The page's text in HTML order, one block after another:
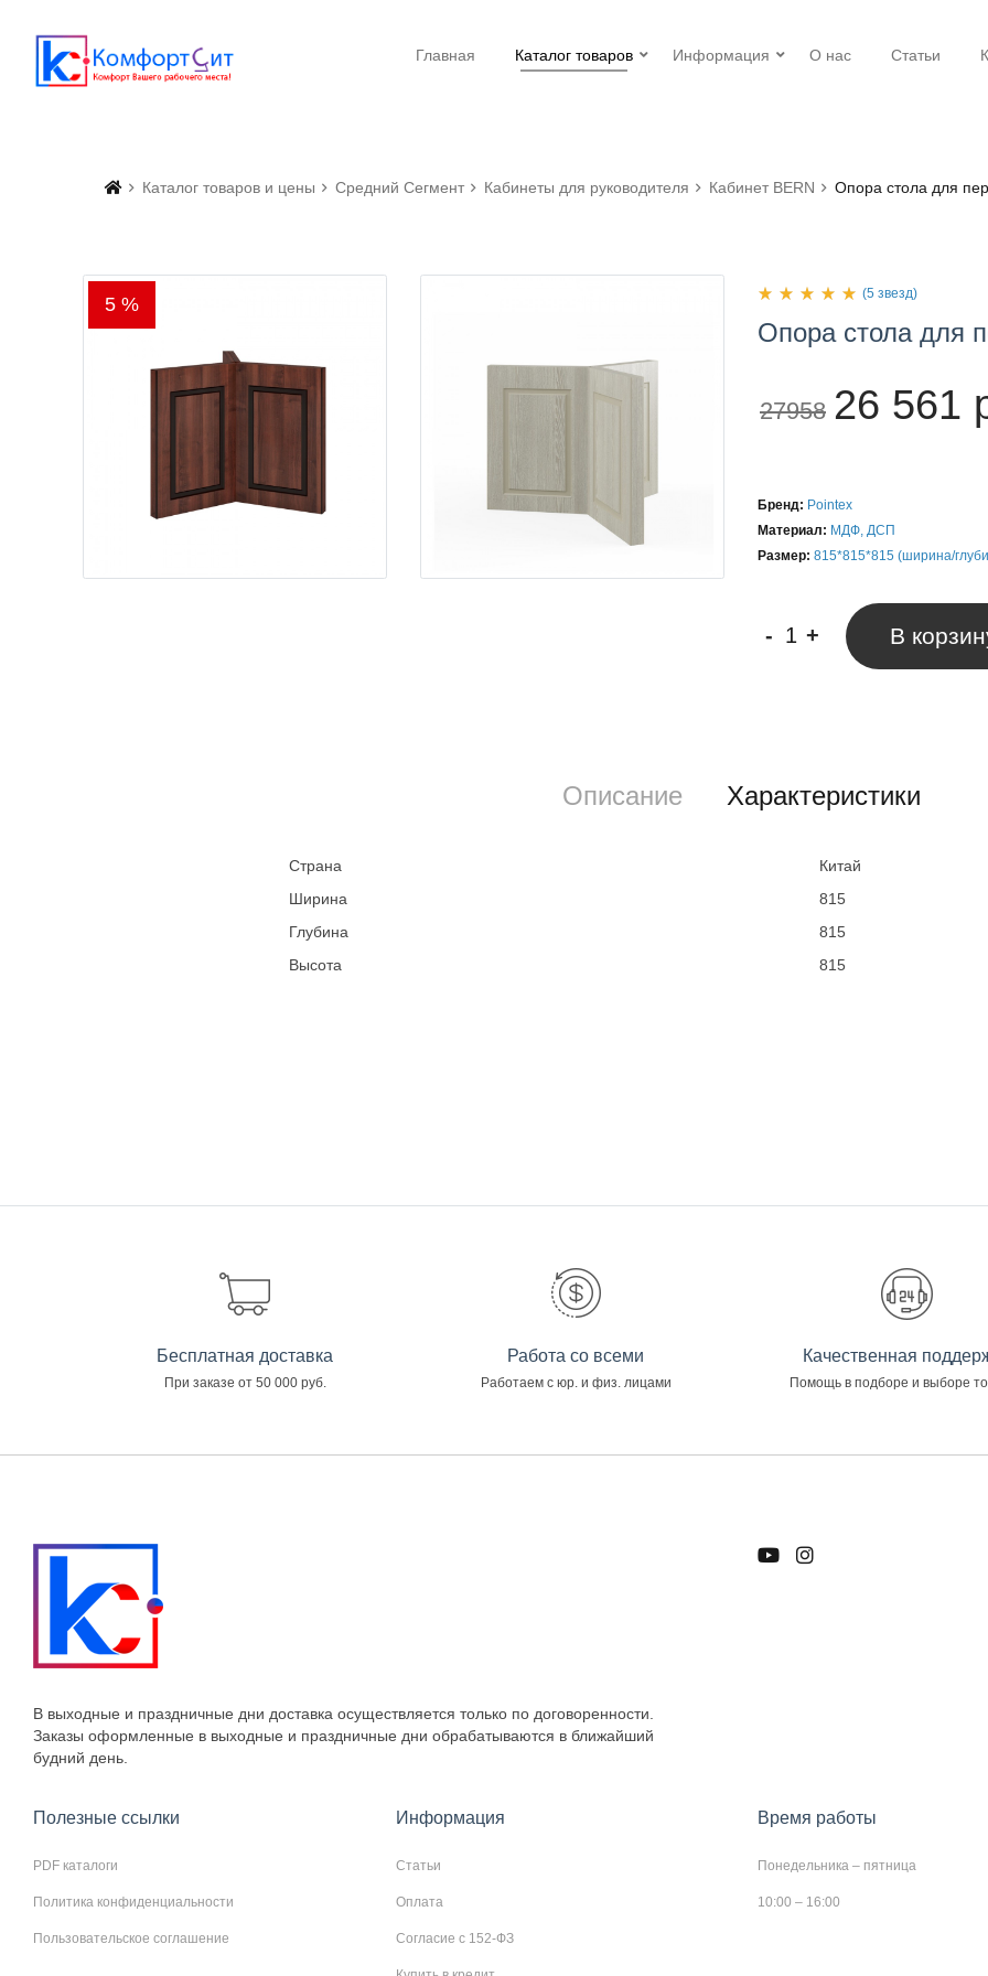
Главная Каталог товаров Информация О нас Статьи
Каталог товаров и цены Средний Сегмент Кабинеты для руководителя Кабинет BERN Опора стола для
5 % (5 звезд)
Опора столадля
27958 26 561
Бренд: Pointex
Материал: МДФ, ДСП
Размер: 815*815*815 (ширина/
- + В
Описание Характеристики
Страна
Китай
Ширина
815
Глубина
815
Высота
815
Бесплатная доставка
При заказе от 50 000 руб.
Работа со всеми
Работаем с юр. и физ. лицами
Качественная
Помощь в подборе и выборе
В выходные и праздничные дни доставка осуществляется только по договоренности.
Заказы оформленные в выходные и праздничные дни обрабатываются в ближайший
будний день.
Полезные ссылки
PDF каталоги
Политика конфиденциальности
Пользовательское соглашение
Информация
Статьи
Оплата
Согласие с 152-ФЗ
Время работы
Понедельника – пятница
10:00 – 16:00